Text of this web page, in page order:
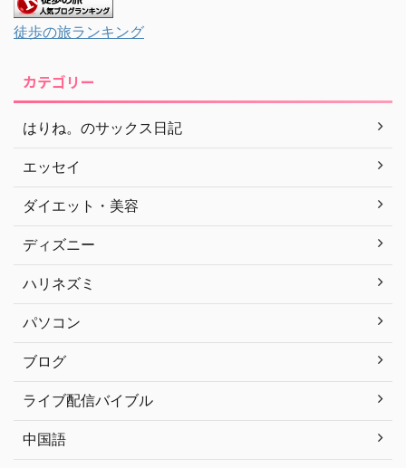
徒歩の旅ランキング
カテゴリー
はりね。のサックス日記
エッセイ
ダイエット・美容
ディズニー
ハリネズミ
パソコン
ブログ
ライブ配信バイブル
中国語